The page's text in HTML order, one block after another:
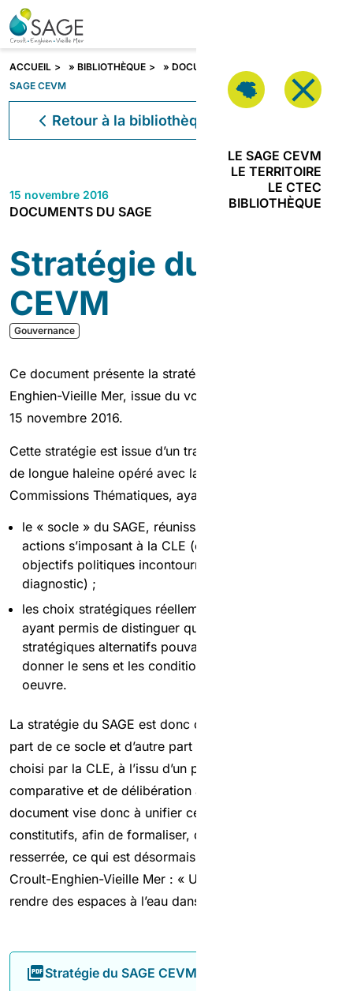
Aller au contenu
LE SAGE CEVM
LE TERRITOIRE
LE CTEC
BIBLIOTHÈQUE
Vous êtes ?
JE SUIS
PORTEUR DE
JE SUIS
ACTEUR DE
L’URBANISME
ACCUEIL » BIBLIOTHÈQUE » DOCUMENTS
SAGE CEVM
Retour à la bibliothèque
15 novembre 2016
DOCUMENTS DU SAGE
Stratégie du SAGE
CEVM
Gouvernance
Ce document présente la stratégie du SAGE Croult-
Enghien-Vieille Mer, issue du vote de la CLE intervenu le
15 novembre 2016.
Cette stratégie est issue d’un travail de co-construction
de longue haleine opéré avec la CLE et ses
Commissions Thématiques, ayant permis de distinguer :
le « socle » du SAGE, réunissant les objectifs et
actions s’imposant à la CLE (objectifs réglementaires,
objectifs politiques incontournables compte tenu du
diagnostic) ;
les choix stratégiques réellement ouverts pour la CLE,
ayant permis de distinguer quatre scénarios
stratégiques alternatifs pouvant compléter ce socle et
donner le sens et les conditions de sa mise en
oeuvre.
La stratégie du SAGE est donc constituée au total d’une
part de ce socle et d’autre part du scénario finalement
choisi par la CLE, à l’issu d’un processus d’analyse
comparative et de délibération approfondi. Le présent
document vise donc à unifier ces deux éléments
constitutifs, afin de formaliser, de manière univoque et
resserrée, ce qui est désormais la stratégie du SAGE
Croult-Enghien-Vieille Mer : « Un SAGE affirmé pour
rendre des espaces à l’eau dans le territoire ».
Stratégie du SAGE CEVM